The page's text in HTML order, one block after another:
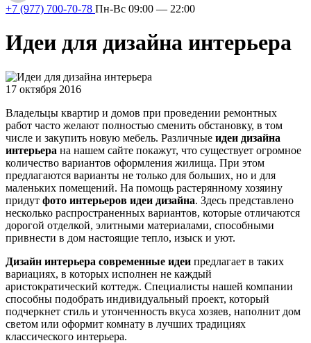
+7 (977) 700-70-78 Пн-Вс 09:00 — 22:00
Идеи для дизайна интерьера
17 октября 2016
Владельцы квартир и домов при проведении ремонтных
работ часто желают полностью сменить обстановку, в том
числе и закупить новую мебель. Различные идеи дизайна
интерьера на нашем сайте покажут, что существует огромное
количество вариантов оформления жилища. При этом
предлагаются варианты не только для больших, но и для
маленьких помещений. На помощь растерянному хозяину
придут фото интерьеров идеи дизайна. Здесь представлено
несколько распространенных вариантов, которые отличаются
дорогой отделкой, элитными материалами, способными
привнести в дом настоящие тепло, изыск и уют.
Дизайн интерьера современные идеи предлагает в таких
вариациях, в которых исполнен не каждый
аристократический коттедж. Специалисты нашей компании
способны подобрать индивидуальный проект, который
подчеркнет стиль и утонченность вкуса хозяев, наполнит дом
светом или оформит комнату в лучших традициях
классического интерьера.